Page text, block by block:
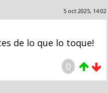
5 oct 2025, 14:02
de lo que lo toque!
0